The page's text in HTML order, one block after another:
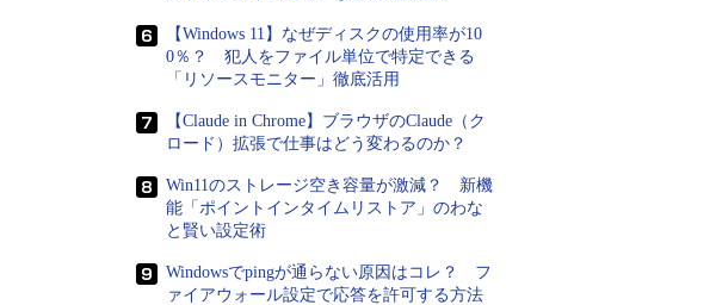
【Windows 11】なぜディスクの使用率が10
0％？ 犯人をファイル単位で特定できる
「リソースモニター」徹底活用
【Claude in Chrome】ブラウザのClaude（ク
ロード）拡張で仕事はどう変わるのか？
Win11のストレージ空き容量が激減？ 新機
能「ポイントインタイムリストア」のわな
と賢い設定術
Windowsでpingが通らない原因はコレ？ フ
ァイアウォール設定で応答を許可する方法